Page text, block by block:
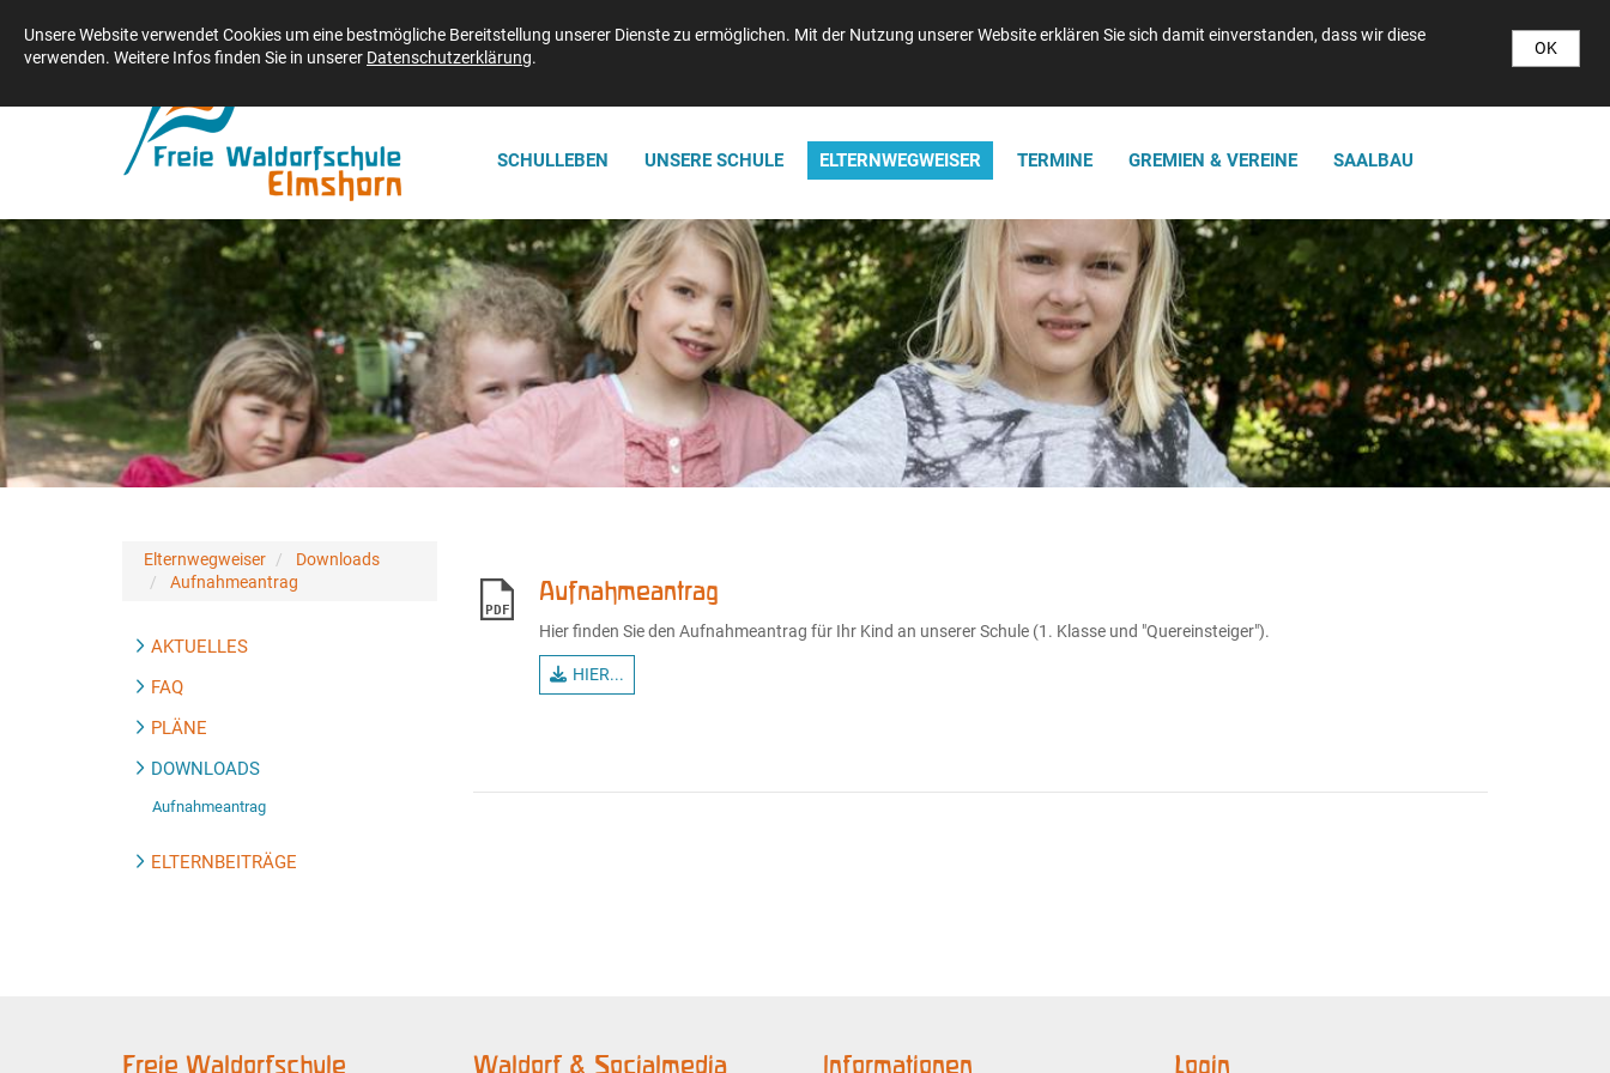
SCHULLEBEN UNSERE SCHULE ELTERNWEGWEISER TERMINE GREMIEN & VEREINE SAALBAU
Elternwegweiser
Downloads
Aufnahmeantrag
AKTUELLES
FAQ
PLÄNE
DOWNLOADS
Aufnahmeantrag
ELTERNBEITRÄGE
PDF
Aufnahmeantrag
Hier finden Sie den Aufnahmeantrag für Ihr Kind an unserer Schule (1. Klasse und "Quereinsteiger").
HIER...
Freie Waldorfschule Waldorf & Socialmedia Informationen Login
OK
Unsere Website verwendet Cookies um eine bestmögliche Bereitstellung unserer Dienste zu ermöglichen. Mit der Nutzung unserer Website erklären Sie sich damit einverstanden, dass wir diese
verwenden. Weitere Infos finden Sie in unserer Datenschutzerklärung.